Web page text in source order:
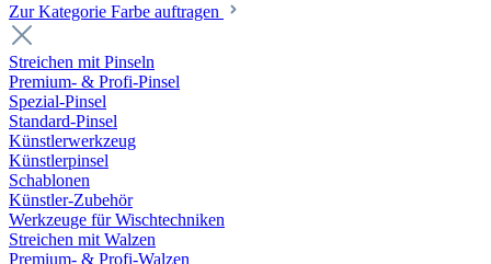
Zur Kategorie Farbe auftragen
Streichen mit Pinseln
Premium- & Profi-Pinsel
Spezial-Pinsel
Standard-Pinsel
Künstlerwerkzeug
Künstlerpinsel
Schablonen
Künstler-Zubehör
Werkzeuge für Wischtechniken
Streichen mit Walzen
Premium- & Profi-Walzen